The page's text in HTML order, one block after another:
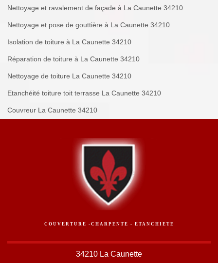
Nettoyage et ravalement de façade à La Caunette 34210
Nettoyage et pose de gouttière à La Caunette 34210
Isolation de toiture à La Caunette 34210
Réparation de toiture à La Caunette 34210
Nettoyage de toiture La Caunette 34210
Etanchéité toiture toit terrasse La Caunette 34210
Couvreur La Caunette 34210
COUVERTURE -CHARPENTE - ETANCHIETE
34210 La Caunette